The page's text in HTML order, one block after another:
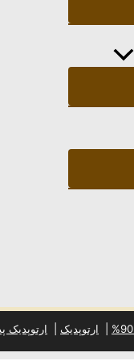
ارتوپدیک ارتوپدیک